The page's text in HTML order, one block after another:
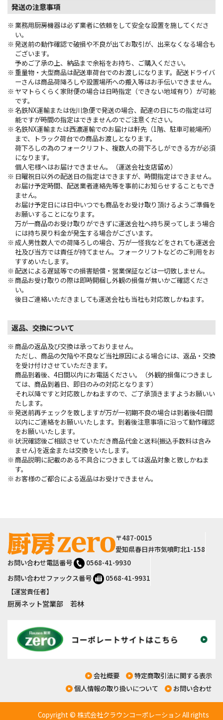
発送の注意事項
業務用厨房機器は必ず業者に依頼をして安全な設置を施してくださ
い。
発送前の動作確認で破損や不良が出てお取引が、出来なくなる場合も
ございます。
予めご了承の上、納品まで余裕をお持ち、ご購入ください。
重量物・大型商品は配送車荷台でのお渡しになります。配送ドライバ
ーさんは商品荷降ろしや設置場所への搬入等はお手伝いできません。
ヤマトらくらく家財便の場合は日時指定（できない地域有り）が可能
です。
名鉄NX運輸または佐川急便で発送の場合、配達の日にちの指定は可
能ですが時間の指定はできませんのでご注意ください。
名鉄NX運輸または西濃運輸でのお届けは軒先（1階、駐車可能場所）
まで、トラック荷台での商品お渡しとなります。
荷下ろしの為のフォークリフト、複数人の荷下ろしができる方が必須
になります。
個人宅様へはお届けできません。（運送会社支店留め）
日曜祝日以外の配送日の指定はできますが、時間指定はできません。
お届け予定時間、配送業者連絡先等を事前にお知らせすることもでき
ません。
お届け予定日には日中いつでも商品をお受け取り頂けるようご準備を
お願いすることになります。
万が一商品のお受け取りができずに運送会社へ持ち戻ってしまう場合
には持ち戻り料金が発生する場合がございます。
成人男性数人での荷降ろしの場合、万が一怪我などをされても運送会
社及び当方では責任が持てません。フォークリフトなどのご利用をお
すすめいたします。
配送による遅延等での損害賠償・営業保証などは一切致しません。
商品お受け取りの際は即時開梱し外観の損傷が無いかご確認くださ
い。
後日ご連絡いただきましても運送会社も当社も対応致しかねます。
返品、交換について
商品の返品及び交換は承っておりません。
ただし、商品の欠陥や不良など当社原因による場合には、返品・交換
を受け付けさせていただきます。
商品到着後、4日間以内にお電話ください。（外観的損傷につきまし
ては、商品到着日、即日のみの対応となります）
それ以降ですと対応致しかねますので、ご了承頂きますようお願いい
たします。
発送前再チェックを致しますが万が一初期不良の場合は到着後4日間
以内にご連絡をお願いいたします。到着後注意事項に沿って動作確認
をお願いいたします。
状況確認後ご相談させていただき商品代金と送料(振込手数料は含み
ません)を返金または交換をいたします。
商品説明に記載のある不具合につきましては返品対象と致しかねま
す。
お客様のご都合による返品はお受けできません。
サイト情報
〒487-0015
愛知県春日井市気噴町北1-158
お問い合わせ電話番号
0568-41-9930
お問い合わせファックス番号
0568-41-9931
【運営責任者】
厨房ネット営業部 若林
会社概要
特定商取引法に関する表示
個人情報の取り扱いについて
お問い合わせ
Copyright © 株式会社クラウンコーポレーション All rights